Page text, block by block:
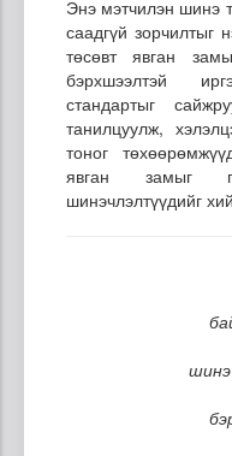
Энэ мэтчилэн шинэ
саадгүй зорчилтыг
төсөвт явган
бэрхшээлтэй
стандартыг
танилцуулж,
тоног
явган замыг
шинэчлэлтүүдийг